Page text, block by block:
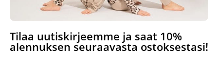
Tilaa uutiskirjeemme ja saat 10%
alennuksen seuraavasta ostoksestasi!